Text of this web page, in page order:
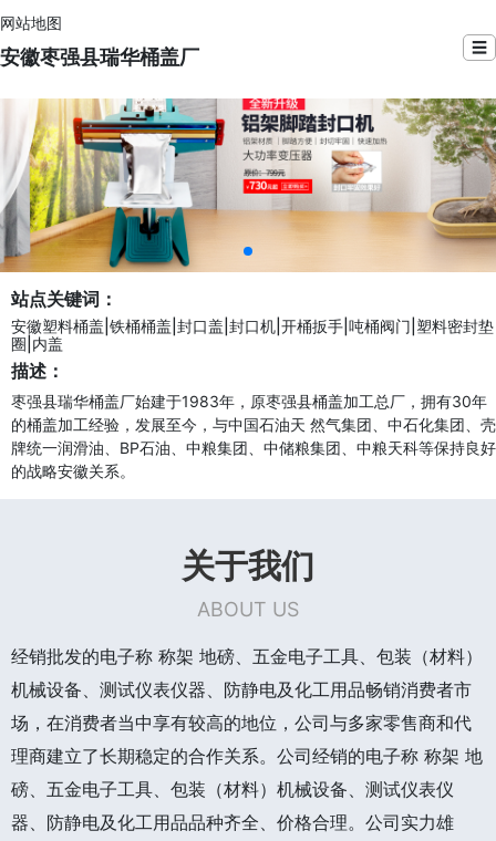
网站地图
安徽枣强县瑞华桶盖厂 ☰
站点关键词：
安徽塑料桶盖|铁桶桶盖|封口盖|封口机|开桶扳手|吨桶阀门|塑料密封垫
圈|内盖
描述：
枣强县瑞华桶盖厂始建于1983年，原枣强县桶盖加工总厂，拥有30年
的桶盖加工经验，发展至今，与中国石油天 然气集团、中石化集团、壳
牌统一润滑油、BP石油、中粮集团、中储粮集团、中粮天科等保持良好
的战略安徽关系。
关于我们
ABOUT US
经销批发的电子称 称架 地磅、五金电子工具、包装（材料）
机械设备、测试仪表仪器、防静电及化工用品畅销消费者市
场，在消费者当中享有较高的地位，公司与多家零售商和代
理商建立了长期稳定的合作关系。公司经销的电子称 称架 地
磅、五金电子工具、包装（材料）机械设备、测试仪表仪
器、防静电及化工用品品种齐全、价格合理。公司实力雄